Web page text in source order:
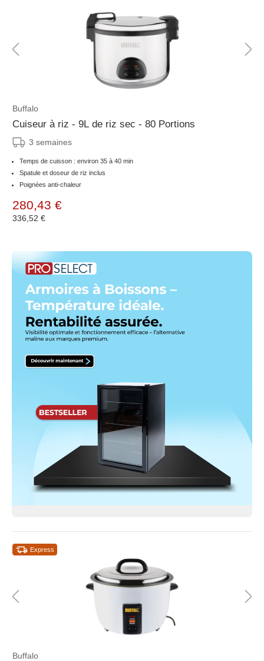
Buffalo
Cuiseur à riz - 9L de riz sec - 80 Portions
3 semaines
Temps de cuisson : environ 35 à 40 min
Spatule et doseur de riz inclus
Poignées anti-chaleur
280,43 €
336,52 €
Express
Buffalo